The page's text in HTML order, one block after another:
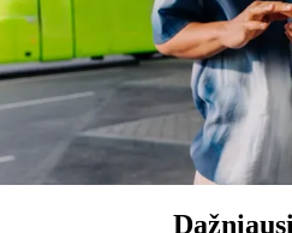
bus paaukštinimas vaikui.
augintiniams.
transporto priemonių,
automobilį – kainuos mažiau.